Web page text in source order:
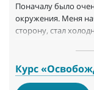
Поначалу было
окружения. Меня
сторону, стал
линию. Сейчас
что я изменился,
Курс